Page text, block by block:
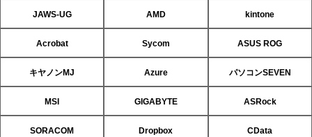
JAWS-UG AMD kintone
Acrobat Sycom ASUS ROG
キヤノンMJ Azure パソコンSEVEN
MSI GIGABYTE ASRock
SORACOM Dropbox CData